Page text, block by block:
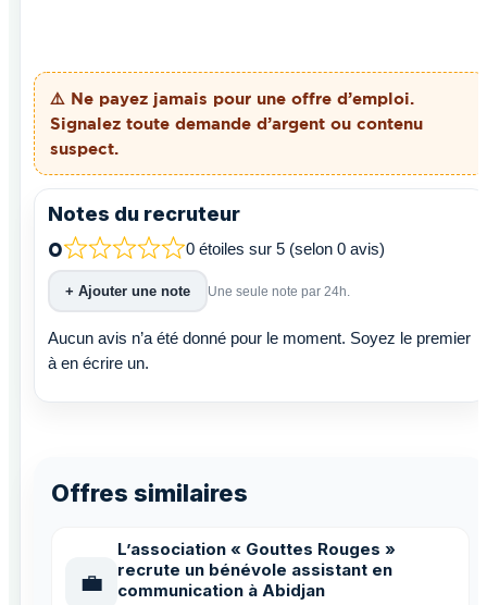
⚠️ Ne payez jamais pour une offre d’emploi.
Signalez toute demande d’argent ou contenu
suspect.
Notes du recruteur
0 0 étoiles sur 5 (selon 0 avis)
+ Ajouter une note Une seule note par 24h.
Aucun avis n’a été donné pour le moment. Soyez le premier
à en écrire un.
Offres similaires
💼
L’association « Gouttes Rouges »
recrute un bénévole assistant en
communication à Abidjan